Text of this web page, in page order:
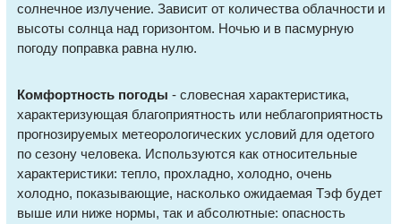
солнечное излучение. Зависит от количества облачности и
высоты солнца над горизонтом. Ночью и в пасмурную
погоду поправка равна нулю.
Комфортность погоды - словесная характеристика,
характеризующая благоприятность или неблагоприятность
прогнозируемых метеорологических условий для одетого
по сезону человека. Используются как относительные
характеристики: тепло, прохладно, холодно, очень
холодно, показывающие, насколько ожидаемая Тэф будет
выше или ниже нормы, так и абсолютные: опасность